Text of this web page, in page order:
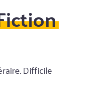
Difficile